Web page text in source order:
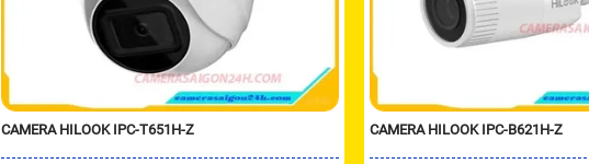
CAMERA HILOOK IPC-T651H-Z CAMERA HILOOK IPC-B621H-Z